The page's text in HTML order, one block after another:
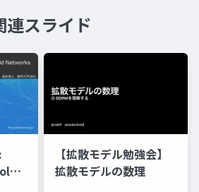
連スライド
【拡散モデル勉強会】
拡散モデルの数理